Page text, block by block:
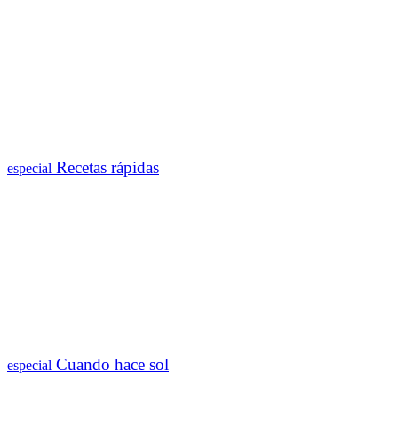
especial Recetas rápidas
especial Cuando hace sol